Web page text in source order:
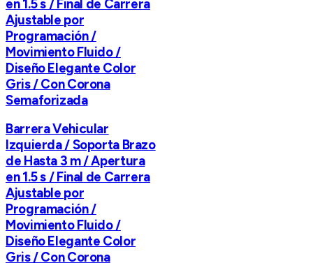
en 1.5 s / Final de Carrera
Ajustable por
Programación /
Movimiento Fluido /
Diseño Elegante Color
Gris / Con Corona
Semaforizada
Barrera Vehicular
Izquierda / Soporta Brazo
de Hasta 3 m / Apertura
en 1.5 s / Final de Carrera
Ajustable por
Programación /
Movimiento Fluido /
Diseño Elegante Color
Gris / Con Corona